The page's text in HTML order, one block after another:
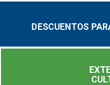
DESCUENTOS